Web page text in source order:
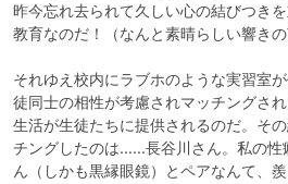
昨今忘れ去られて久しい心の結びつき
教育なのだ！（なんと素晴らしい響きの
それゆえ校内にラブホのような実習室
徒同士の相性が考慮されマッチングさ
生活が生徒たちに提供されるのだ。そ
チングしたのは……長谷川さん。私の性
ん（しかも黒縁眼鏡）とペアなんて、